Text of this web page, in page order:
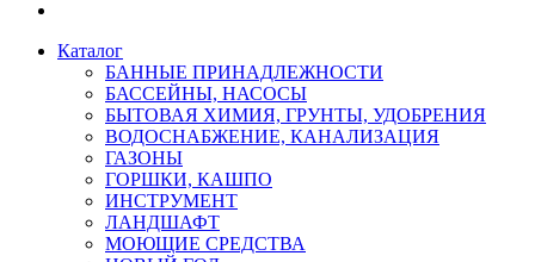
Каталог
БАННЫЕ ПРИНАДЛЕЖНОСТИ
БАССЕЙНЫ, НАСОСЫ
БЫТОВАЯ ХИМИЯ, ГРУНТЫ, УДОБРЕНИЯ
ВОДОСНАБЖЕНИЕ, КАНАЛИЗАЦИЯ
ГАЗОНЫ
ГОРШКИ, КАШПО
ИНСТРУМЕНТ
ЛАНДШАФТ
МОЮЩИЕ СРЕДСТВА